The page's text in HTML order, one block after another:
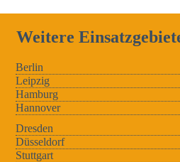
Weitere
Berlin
Leipzig
Hamburg
Hannover
Dresden
Düsseldorf
Stuttgart